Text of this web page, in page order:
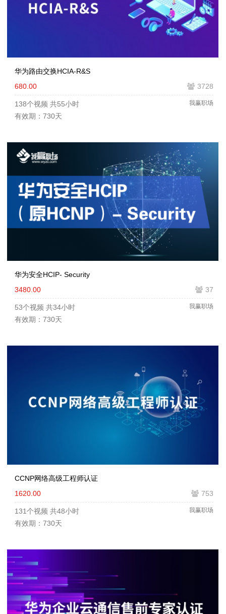
华为路由交换HCIA-R&S
3728
680.00
我赢职场
138个视频 共55小时
有效期：730天
华为安全HCIP- Security
37
3480.00
我赢职场
53个视频 共34小时
有效期：730天
CCNP网络高级工程师认证
753
1620.00
我赢职场
131个视频 共48小时
有效期：730天